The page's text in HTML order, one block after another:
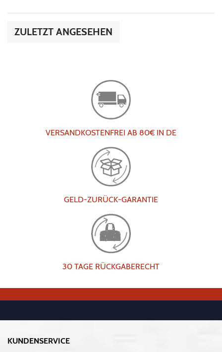
ZULETZT ANGESEHEN
VERSANDKOSTENFREI AB 80€ IN DE
GELD-ZURÜCK-GARANTIE
30 TAGE RÜCKGABERECHT
KUNDENSERVICE